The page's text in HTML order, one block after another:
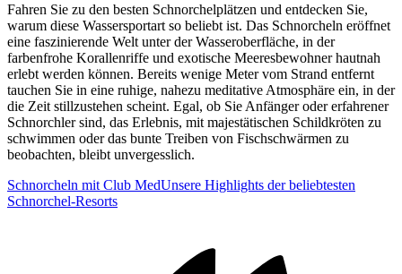
Fahren Sie zu den besten Schnorchelplätzen und entdecken Sie,
warum diese Wassersportart so beliebt ist. Das Schnorcheln eröffnet
eine faszinierende Welt unter der Wasseroberfläche, in der
farbenfrohe Korallenriffe und exotische Meeresbewohner hautnah
erlebt werden können. Bereits wenige Meter vom Strand entfernt
tauchen Sie in eine ruhige, nahezu meditative Atmosphäre ein, in der
die Zeit stillzustehen scheint. Egal, ob Sie Anfänger oder erfahrener
Schnorchler sind, das Erlebnis, mit majestätischen Schildkröten zu
schwimmen oder das bunte Treiben von Fischschwärmen zu
beobachten, bleibt unvergesslich.
Schnorcheln mit Club MedUnsere Highlights der beliebtesten
Schnorchel-Resorts